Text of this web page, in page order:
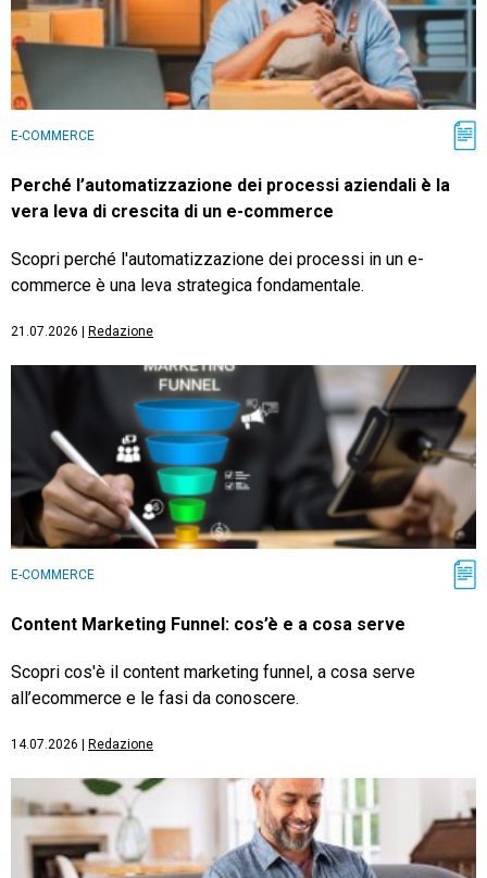
E-COMMERCE
Perché l’automatizzazione dei processi aziendali è la
vera leva di crescita di un e-commerce
Scopri perché l'automatizzazione dei processi in un e-
commerce è una leva strategica fondamentale.
21.07.2026 Redazione
E-COMMERCE
Content Marketing Funnel: cos’è e a cosa serve
Scopri cos'è il content marketing funnel, a cosa serve
all’ecommerce e le fasi da conoscere.
14.07.2026 Redazione